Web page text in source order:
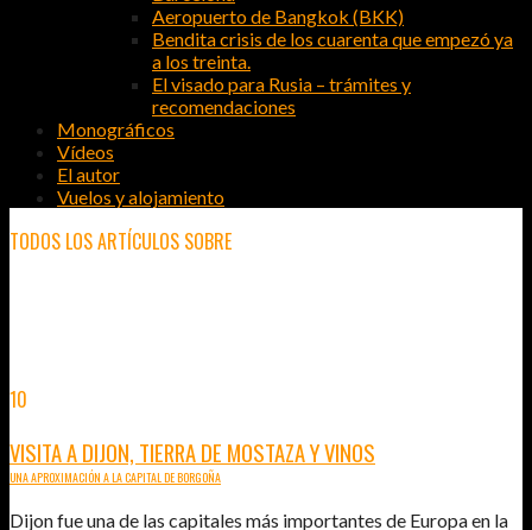
Aeropuerto de Bangkok (BKK)
Bendita crisis de los cuarenta que empezó ya
a los treinta.
El visado para Rusia – trámites y
recomendaciones
Monográficos
Vídeos
El autor
Vuelos y alojamiento
TODOS LOS ARTÍCULOS SOBRE
10
VISITA A DIJON, TIERRA DE MOSTAZA Y VINOS
UNA APROXIMACIÓN A LA CAPITAL DE BORGOÑA
Dijon fue una de las capitales más importantes de Europa en la